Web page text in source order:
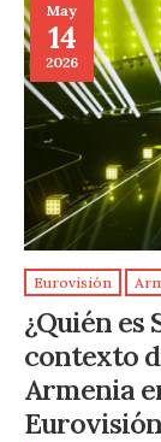
May
14
2026
Eurovisión
¿Quién es
contexto
Armenia